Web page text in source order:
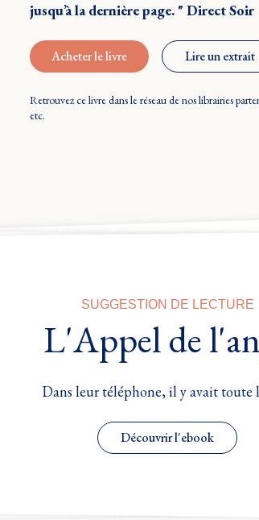
jusqu’à la dernière page. " Direct Soir
Acheter le livre Lire un extrait
Retrouvez ce livre dans le réseau de nos librairies
etc.
SUGGESTION DE LECTURE
L'Appel de
Dans leur téléphone, il y avait toute
Découvrir l'ebook